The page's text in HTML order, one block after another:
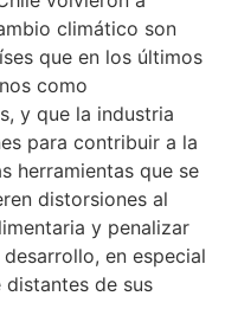
climático son
que en los últimos
como
y que la industria
para contribuir a la
herramientas que se
distorsiones al
y penalizar
en especial
de sus